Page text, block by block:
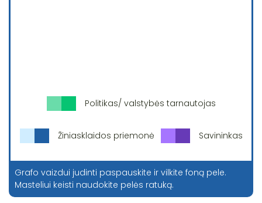
Politikas/ valstybės tarnautojas
Žiniasklaidos priemonė Savininkas
Grafo vaizdui judinti paspauskite ir vilkite foną pele.
Masteliui keisti naudokite pelės ratuką.